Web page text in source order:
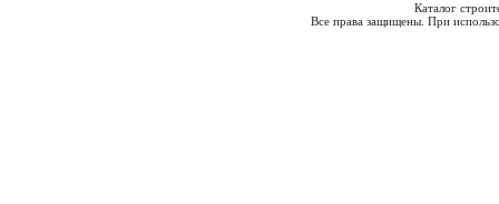
Каталог
Все права защищены. При